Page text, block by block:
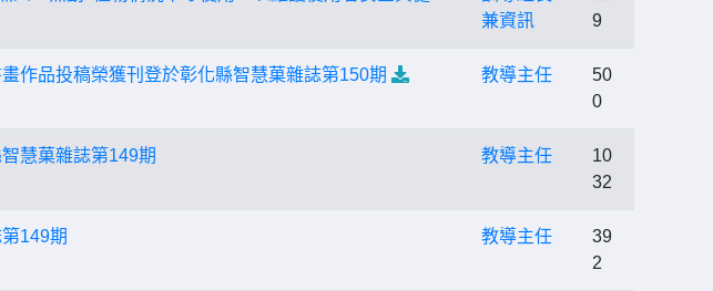
兼資訊
9
作品投稿榮獲刊登於彰化縣智慧菓雜誌第150期 教導主任
50
0
慧菓雜誌第149期 教導主任
10
32
149期 教導主任
39
2